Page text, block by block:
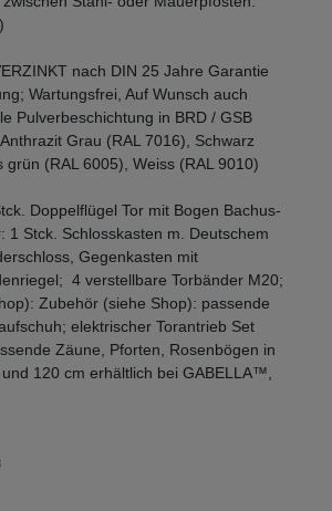
nach DIN 25 Jahre Garantie
Wartungsfrei, Auf Wunsch auch
Pulverbeschichtung in BRD / GSB
Grau (RAL 7016), Schwarz
grün (RAL 6005), Weiss (RAL 9010)
Doppelflügel Tor mit Bogen Bachus-
1 Stck. Schlosskasten m. Deutschem
Gegenkasten mit
4 verstellbare Torbänder M20;
Zubehör (siehe Shop): passende
elektrischer Torantrieb Set
Zäune, Pforten, Rosenbögen in
120 cm erhältlich bei GABELLA™,